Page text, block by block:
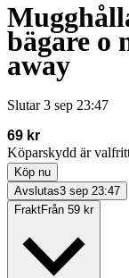
bägare o
away
Slutar 3 sep 23:47
69 kr
Köparskydd är
Köp nu
Avslutas3 sep 23:47
FraktFrån 59 kr